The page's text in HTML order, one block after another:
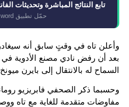
تابع النتائج المباشرة وتحديثات
حمّل تطبيق Fanzword
وأعلن تاه في وقتٍ سابق أنه
بعد أن رفض نادي مصنع الأدوية
السماح له بالانتقال إلى بايرن
وحسبما ذكر الصحفي فابريزيو
مفاوضات متقدمة للغاية مع تاه